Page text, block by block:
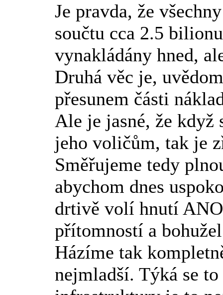
Je pravda, že
součtu cca 2.5
vynakládány hned,
Druhá věc je,
přesunem části
Ale je jasné, že
jeho voličům, tak je
Směřujeme tedy
abychom dnes
drtivě volí hnutí
přítomností a
Házíme tak
nejmladší. Týká se